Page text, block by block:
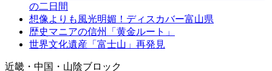
の二日間
想像よりも風光明媚！ディスカバー富山県
歴史マニアの信州「黄金ルート」
世界文化遺産「富士山」再発見
近畿・中国・山陰ブロック